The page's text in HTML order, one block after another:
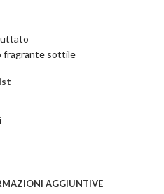
fragrante sottile
AGGIUNTIVE